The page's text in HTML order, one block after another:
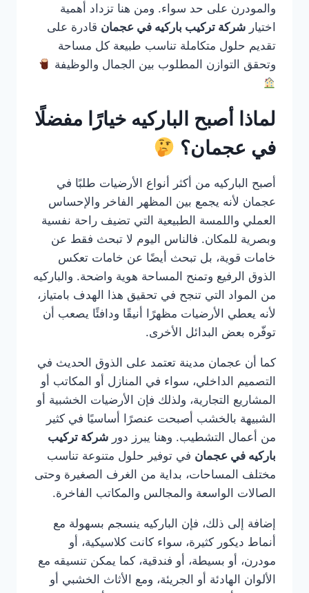
والمودرن على حد سواء. ومن هنا تزداد أهمية
اختيار شركة تركيب باركيه في عجمان قادرة على
تقديم حلول متكاملة تناسب طبيعة كل مساحة
وتحقق التوازن المطلوب بين الجمال والوظيفة
لماذا أصبح الباركيه خيارًا مفضلًا
في عجمان؟
أصبح الباركيه من أكثر أنواع الأرضيات طلبًا في
عجمان لأنه يجمع بين المظهر الفاخر والإحساس
العملي واللمسة الطبيعية التي تضيف راحة نفسية
وبصرية للمكان. فالناس اليوم لا تبحث فقط عن
خامات قوية، بل تبحث أيضًا عن خامات تعكس
الذوق الرفيع وتمنح المساحة هوية واضحة. والباركيه
من المواد التي تنجح في تحقيق هذا الهدف بامتياز،
لأنه يعطي الأرضيات مظهرًا أنيقًا ودافئًا يصعب أن
توفّره بعض البدائل الأخرى.
كما أن عجمان مدينة تعتمد على الذوق الحديث في
التصميم الداخلي، سواء في المنازل أو المكاتب أو
المشاريع التجارية، ولذلك فإن الأرضيات الخشبية أو
الشبيهة بالخشب أصبحت عنصرًا أساسيًا في كثير
من أعمال التشطيب. وهنا يبرز دور شركة تركيب
باركيه في عجمان في توفير حلول متنوعة تناسب
مختلف المساحات، بداية من الغرف الصغيرة وحتى
الصالات الواسعة والمجالس والمكاتب الفاخرة.
إضافة إلى ذلك، فإن الباركيه ينسجم بسهولة مع
أنماط ديكور كثيرة، سواء كانت كلاسيكية، أو
مودرن، أو بسيطة، أو فندقية، كما يمكن تنسيقه مع
الألوان الهادئة أو الجريئة، ومع الأثاث الخشبي أو